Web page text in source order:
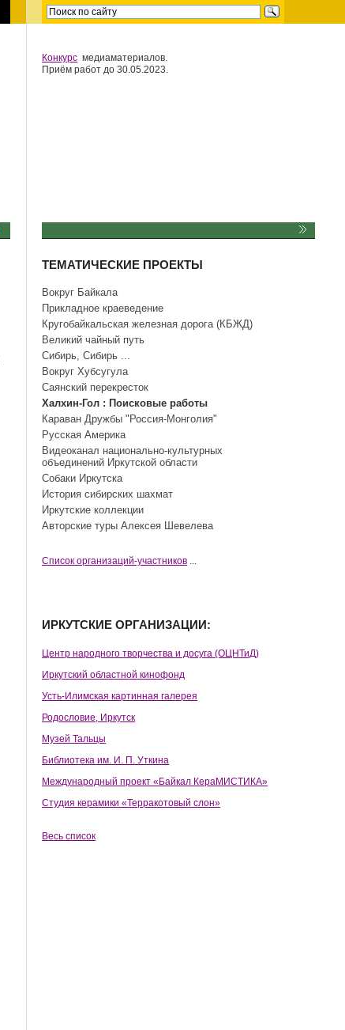
Конкурс медиаматериалов.
Приём работ до 30.05.2023.
ТЕМАТИЧЕСКИЕ ПРОЕКТЫ
Вокруг Байкала
Прикладное краеведение
Кругобайкальская железная дорога (КБЖД)
Великий чайный путь
Сибирь, Сибирь ...
Вокруг Хубсугула
Саянский перекресток
Халхин-Гол : Поисковые работы
Караван Дружбы "Россия-Монголия"
Русская Америка
Видеоканал национально-культурных
объединений Иркутской области
Собаки Иркутска
История сибирских шахмат
Иркутские коллекции
Авторские туры Алексея Шевелева
Cписок организаций-участников ...
ИРКУТСКИЕ ОРГАНИЗАЦИИ:
Центр народного творчества и досуга (ОЦНТиД)
Иркутский областной кинофонд
Усть-Илимская картинная галерея
Родословие, Иркутск
Музей Тальцы
Библиотека им. И. П. Уткина
Международный проект «Байкал КераМИСТИКА»
Студия керамики «Терракотовый слон»
Весь список